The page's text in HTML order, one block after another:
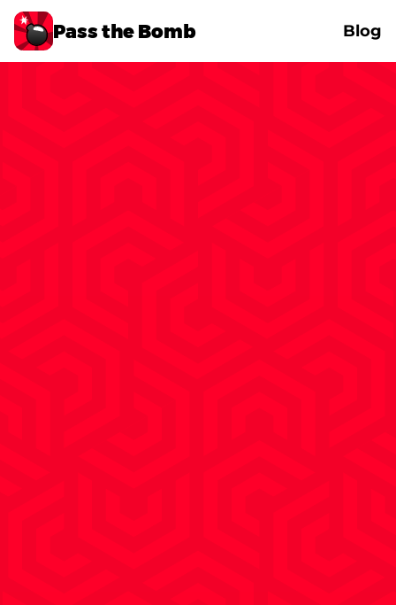
Pass the Bomb Blog